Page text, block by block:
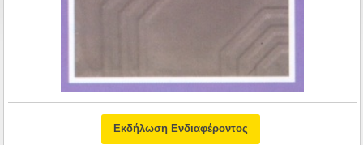
Εκδήλωση Ενδιαφέροντος